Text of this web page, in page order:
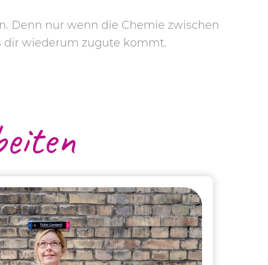
Denn nur wenn die Chemie zwischen
dir wiederum zugute kommt.